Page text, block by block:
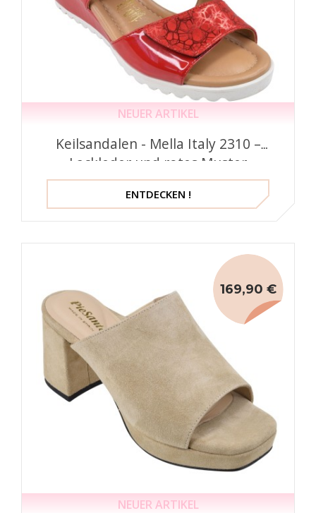
NEUER ARTIKEL
Keilsandalen - Mella Italy 2310 –
Lackleder und rotes Muster
ENTDECKEN !
NEUER ARTIKEL
169,90 €